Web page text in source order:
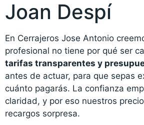
Joan Despí
En Cerrajeros Jose Antonio
profesional no tiene por qué ser
tarifas transparentes y
antes de actuar, para que sepas
cuánto pagarás. La confianza
claridad, y por eso nuestros
recargos sorpresa.